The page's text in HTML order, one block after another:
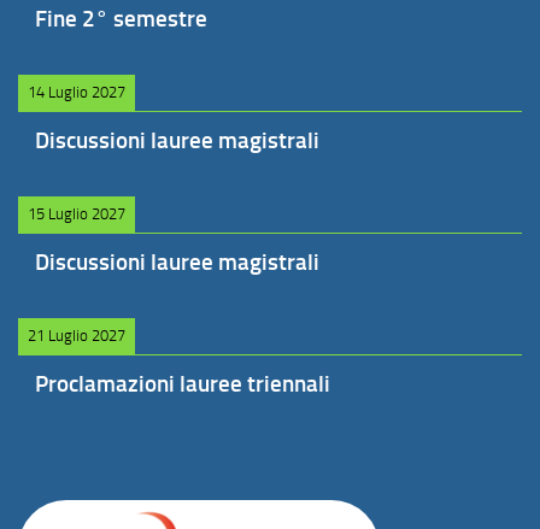
Fine 2° semestre
14 Luglio 2027
Discussioni lauree magistrali
15 Luglio 2027
Discussioni lauree magistrali
21 Luglio 2027
Proclamazioni lauree triennali